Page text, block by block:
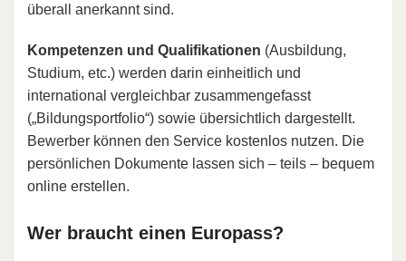
überall anerkannt sind.
Kompetenzen und Qualifikationen (Ausbildung,
Studium, etc.) werden darin einheitlich und
international vergleichbar zusammengefasst
(„Bildungsportfolio“) sowie übersichtlich dargestellt.
Bewerber können den Service kostenlos nutzen. Die
persönlichen Dokumente lassen sich – teils – bequem
online erstellen.
Wer braucht einen Europass?